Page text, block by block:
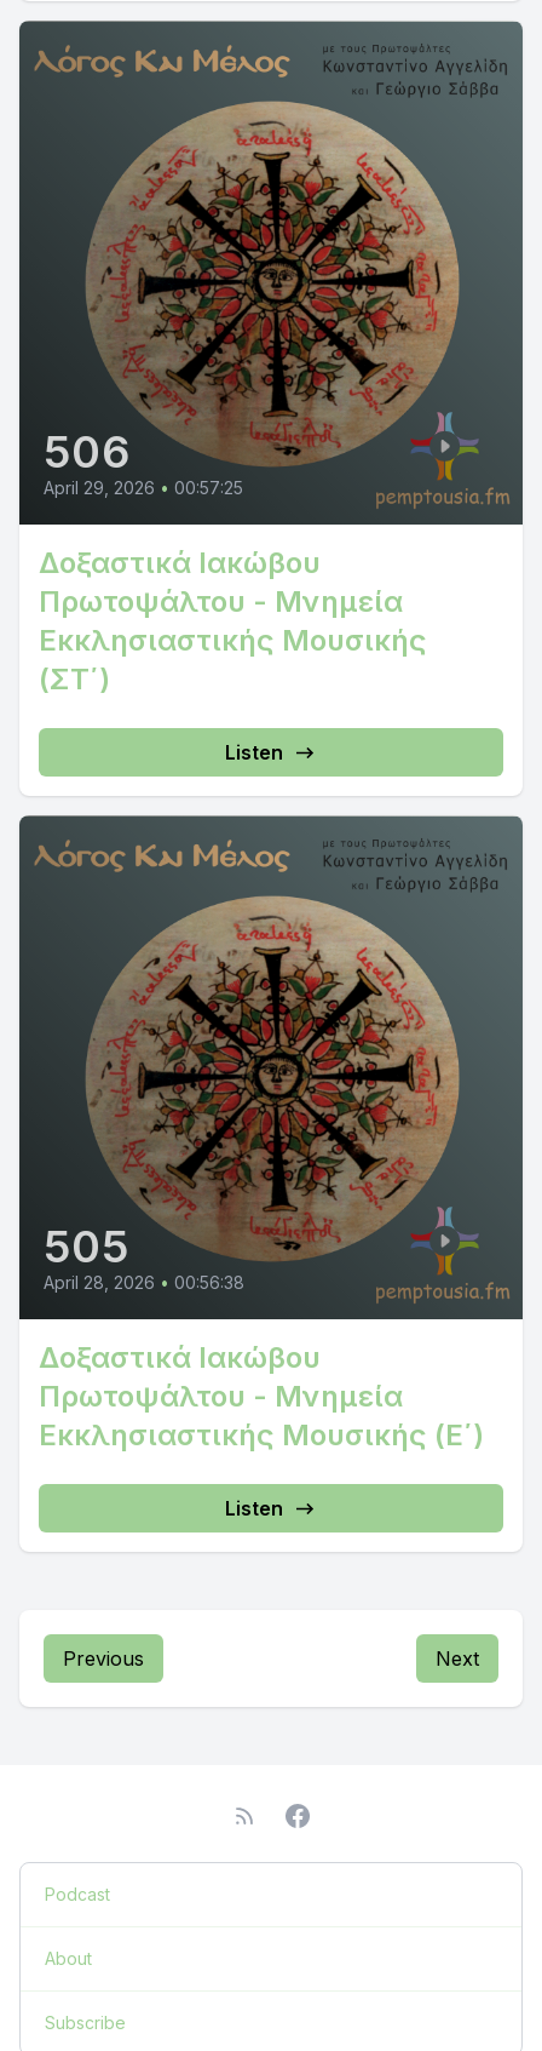
506
April 29, 2026 • 00:57:25
Δοξαστικά Ιακώβου
Πρωτοψάλτου - Μνημεία
Εκκλησιαστικής Μουσικής
(ΣΤ΄)
Listen
505
April 28, 2026 • 00:56:38
Δοξαστικά Ιακώβου
Πρωτοψάλτου - Μνημεία
Εκκλησιαστικής Μουσικής (Ε΄)
Listen
Previous Next
Podcast
About
Subscribe